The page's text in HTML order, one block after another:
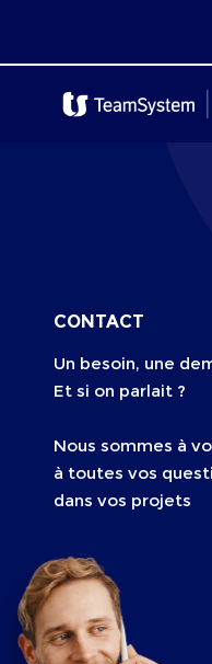
Un besoin, une
Et si on parlait ?
Nous sommes à
à toutes vos
dans vos projets
CONTACT